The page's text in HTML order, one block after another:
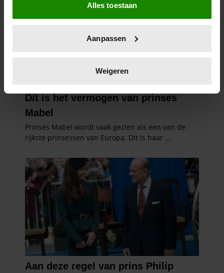
Informatie verzamelen over uw geografische
locatie, die tot een paar meter nauwkeurig kan zijn
scannen op specifieke eigenschappen (fingerprinting)
verwerkt en stel uw voorkeuren in het
intrekken in de Cookieverklaring.
We gebruiken cookies om content en advertenties te
personaliseren, om functies voor social media te bieden
en om ons websiteverkeer te analyseren. Ook delen we
partners voor social media, adverteren en analyse. Deze
partners kunnen deze gegevens combineren met andere
informatie die u aan ze heeft verstrekt of die ze hebben
verzameld op basis van uw gebruik van hun services. U
gaat akkoord met onze cookies als u onze website blijft
gebruiken.
Alles toestaan
Aanpassen
Weigeren